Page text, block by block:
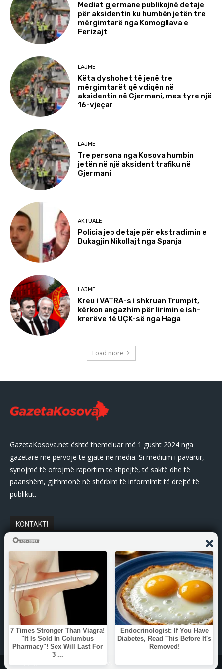
Mediat gjermane publikojnë detaje
për aksidentin ku humbën jetën tre
mërgimtarë nga Komogllava e
Ferizajt
LAJME
Këta dyshohet të jenë tre
mërgimtarët që vdiqën në
aksidentin në Gjermani, mes tyre një
16-vjeçar
LAJME
Tre persona nga Kosova humbin
jetën në një aksident trafiku në
Gjermani
AKTUALE
Policia jep detaje për ekstradimin e
Dukagjin Nikollajt nga Spanja
LAJME
Kreu i VATRA-s i shkruan Trumpit,
kërkon angazhim për lirimin e ish-
krerëve të UÇK-së nga Haga
Load more
GazetaKosova.net është themeluar më 1 gusht 2024 nga
gazetarë me përvojë të gjatë në media. Si medium i pavarur,
synojmë të ofrojmë raportim të shpejtë, të saktë dhe të
paanshëm, gjithmonë në shërbim të informimit të drejtë të
publikut.
KONTAKTI
E-Mail:
gazetakosovanet@gmail.com
Tel: +383 45 339 807
© Copyright - 2025 Gazetakosova.net